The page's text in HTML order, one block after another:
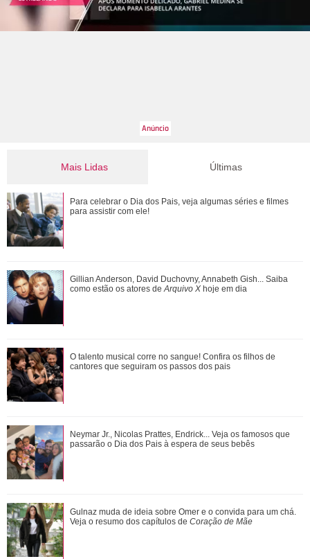
Mais Lidas
Adriana manda Iuri procurar o anel de Arthur. Veja o resumo
dos capítulos de Quem Ama Cuida
Gulnaz muda de ideia sobre Omer e o convida para um chá.
Veja o resumo dos capítulos de Cor...
Neymar Jr., Nicolas Prattes, Endrick... Veja os famosos que
passarão o Dia dos Pais à esper...
Bruna Marquezine, Camila Cabello, Hailey Bieber...
Relembre os amores - e affairs - de Shawn ...
Alexandre Nero, Edson Celulari, Daniel... Veja os famosos
que foram papais mais velhos
Últimas
Para celebrar o Dia dos Pais, veja algumas séries e filmes
para assistir com ele!
Gillian Anderson, David Duchovny, Annabeth Gish... Saiba
como estão os atores deArquivo X hoje em dia
O talento musical corre no sangue! Confira os filhos de
cantores que seguiram os passos dos pais
Neymar Jr., Nicolas Prattes, Endrick... Veja os famosos que
passarão o Dia dos Pais à espera de seus bebês
Gulnaz muda de ideia sobre Omer e o convida para um chá.
Veja o resumo dos capítulos de Coração de Mãe